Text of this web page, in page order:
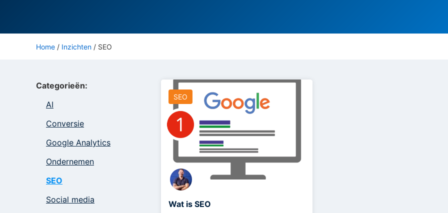
Home / Inzichten / SEO
Categorieën:
AI
Conversie
Google Analytics
Ondernemen
SEO
Social media
SEO
Wat is SEO